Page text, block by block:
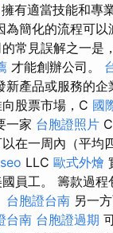
擁有適當技能和專
簡化的流程可
常見誤解之一是
才能創辦公司。
新產品或服務的
股票市場，C 國
一家 台胞證照片 C
在一周內（平均
LLC 歐式外燴
員工。 籌款過
台胞證台南 另一
台南 台胞證過期